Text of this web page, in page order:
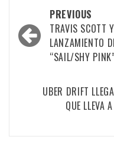
PREVIOUS
TRAVIS SCOTT
LANZAMIENTO
“SAIL/SHY PINK”
UBER DRIFT
QUE LLEVA